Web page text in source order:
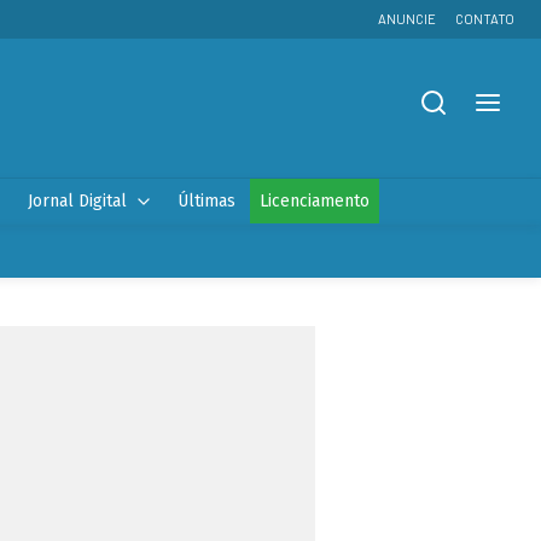
ANUNCIE CONTATO
Jornal Digital Últimas Licenciamento